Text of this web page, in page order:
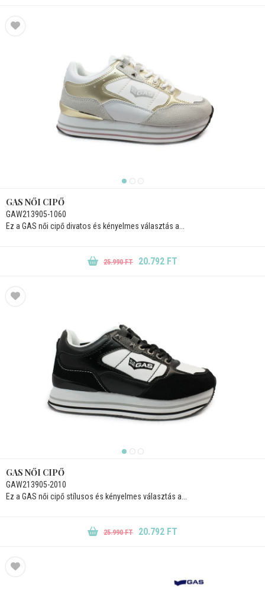
GAS NŐI CIPŐ
GAW213905-1060
Ez a GAS női cipő divatos és kényelmes választás a...
25.990 FT 20.792 FT
GAS NŐI CIPŐ
GAW213905-2010
Ez a GAS női cipő stílusos és kényelmes választás a...
25.990 FT 20.792 FT